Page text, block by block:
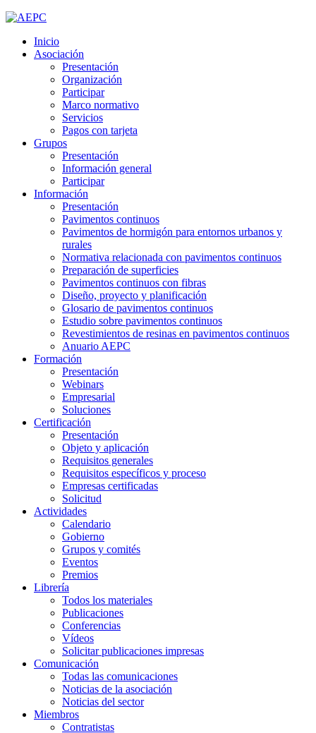
Inicio
Asociación
Presentación
Organización
Participar
Marco normativo
Servicios
Pagos con tarjeta
Grupos
Presentación
Información general
Participar
Información
Presentación
Pavimentos continuos
Pavimentos de hormigón para entornos urbanos y
rurales
Normativa relacionada con pavimentos continuos
Preparación de superficies
Pavimentos continuos con fibras
Diseño, proyecto y planificación
Glosario de pavimentos continuos
Estudio sobre pavimentos continuos
Revestimientos de resinas en pavimentos continuos
Anuario AEPC
Formación
Presentación
Webinars
Empresarial
Soluciones
Certificación
Presentación
Objeto y aplicación
Requisitos generales
Requisitos específicos y proceso
Empresas certificadas
Solicitud
Actividades
Calendario
Gobierno
Grupos y comités
Eventos
Premios
Librería
Todos los materiales
Publicaciones
Conferencias
Vídeos
Solicitar publicaciones impresas
Comunicación
Todas las comunicaciones
Noticias de la asociación
Noticias del sector
Miembros
Contratistas